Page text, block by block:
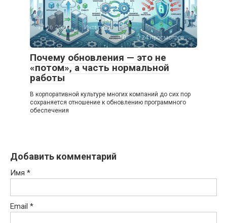
17.06.2026
Интернет
0
24 просмотров
Почему обновления — это не
«потом», а часть нормальной
работы
В корпоративной культуре многих компаний до сих пор
сохраняется отношение к обновлению программного
обеспечения
Добавить комментарий
Имя *
Email *